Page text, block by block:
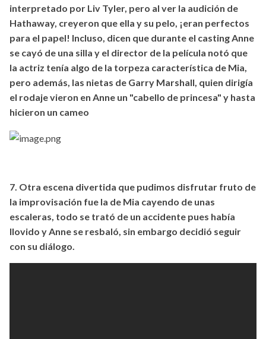
interpretado por Liv Tyler, pero al ver la audición de
Hathaway, creyeron que ella y su pelo, ¡eran perfectos
para el papel! Incluso, dicen que durante el casting Anne
se cayó de una silla y el director de la película notó que
la actriz tenía algo de la torpeza característica de Mia,
pero además, las nietas de Garry Marshall, quien dirigía
el rodaje vieron en Anne un "cabello de princesa" y hasta
hicieron un cameo
7. Otra escena divertida que pudimos disfrutar fruto de
la improvisación fue la de Mia cayendo de unas
escaleras, todo se trató de un accidente pues había
llovido y Anne se resbaló, sin embargo decidió seguir
con su diálogo.